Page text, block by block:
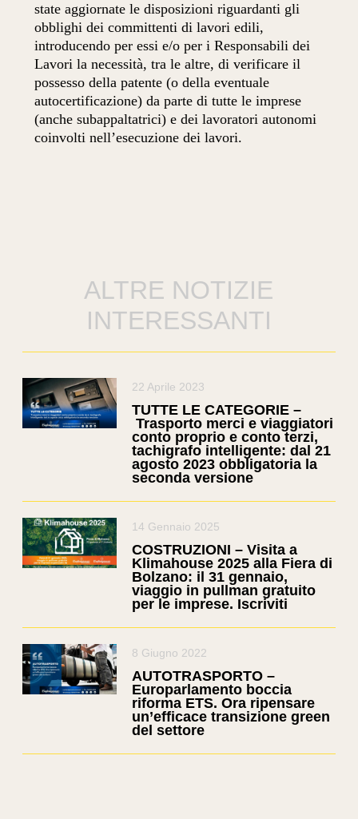
state aggiornate le disposizioni riguardanti gli
obblighi dei committenti di lavori edili,
introducendo per essi e/o per i Responsabili dei
Lavori la necessità, tra le altre, di verificare il
possesso della patente (o della eventuale
autocertificazione) da parte di tutte le imprese
(anche subappaltatrici) e dei lavoratori autonomi
coinvolti nell’esecuzione dei lavori.
ALTRE NOTIZIE
INTERESSANTI
22 Aprile 2023
TUTTE LE CATEGORIE –
Trasporto merci e viaggiatori
conto proprio e conto terzi,
tachigrafo intelligente: dal 21
agosto 2023 obbligatoria la
seconda versione
14 Gennaio 2025
COSTRUZIONI – Visita a
Klimahouse 2025 alla Fiera di
Bolzano: il 31 gennaio,
viaggio in pullman gratuito
per le imprese. Iscriviti
8 Giugno 2022
AUTOTRASPORTO –
Europarlamento boccia
riforma ETS. Ora ripensare
un’efficace transizione green
del settore